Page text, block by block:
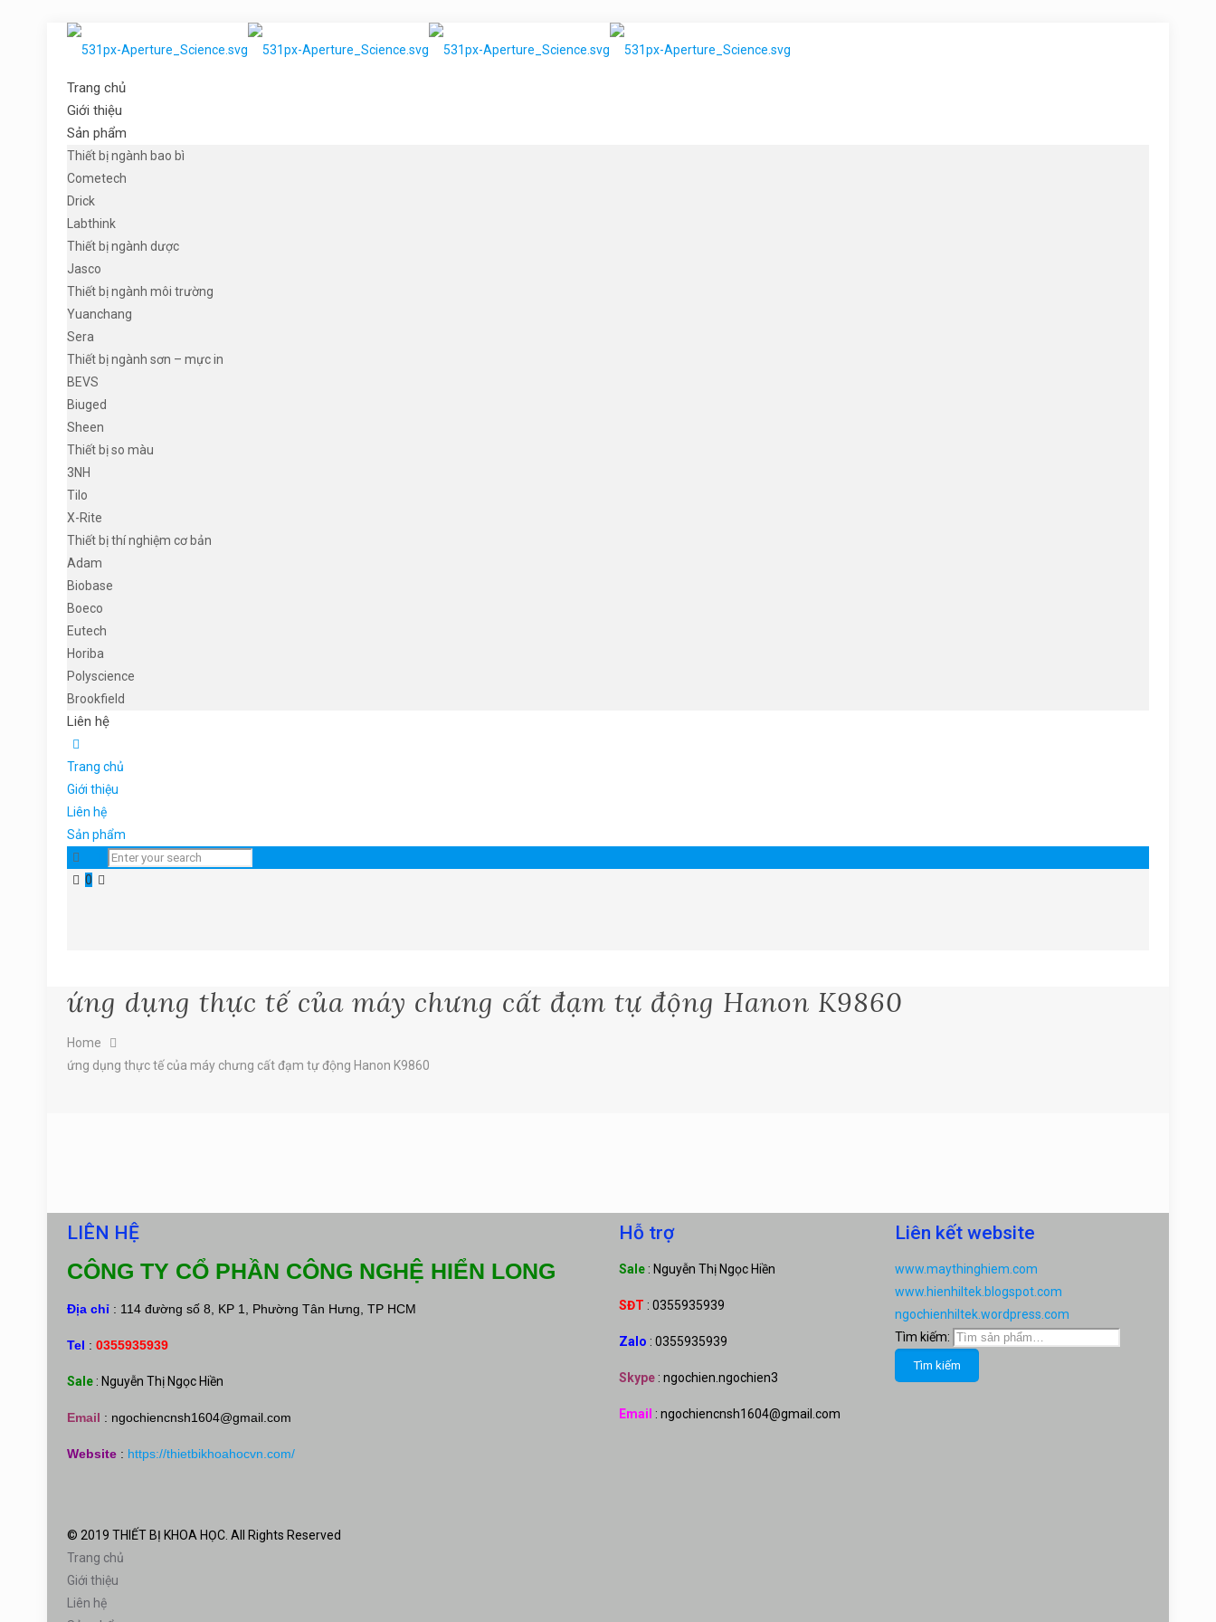
Trang chủ
Giới thiệu
Sản phẩm
Thiết bị ngành bao bì
Cometech
Drick
Labthink
Thiết bị ngành dược
Jasco
Thiết bị ngành môi trường
Yuanchang
Sera
Thiết bị ngành sơn – mực in
BEVS
Biuged
Sheen
Thiết bị so màu
3NH
Tilo
X-Rite
Thiết bị thí nghiệm cơ bản
Adam
Biobase
Boeco
Eutech
Horiba
Polyscience
Brookfield
Liên hệ
Trang chủ
Giới thiệu
Liên hệ
Sản phẩm
0
ứng dụng thực tế của máy chưng cất đạm tự động Hanon K9860
Home
ứng dụng thực tế của máy chưng cất đạm tự động Hanon K9860
LIÊN HỆ
CÔNG TY CỔ PHẦN CÔNG NGHỆ HIỂN LONG
Địa chỉ : 114 đường số 8, KP 1, Phường Tân Hưng, TP HCM
Tel :0355935939
Sale : Nguyễn Thị Ngọc Hiền
Email : ngochiencnsh1604@gmail.com
Website : https://thietbikhoahocvn.com/
Hỗ trợ
Sale : Nguyễn Thị Ngọc Hiền
SĐT : 0355935939
Zalo : 0355935939
Skype : ngochien.ngochien3
Email : ngochiencnsh1604@gmail.com
Liên kết website
www.maythinghiem.com
www.hienhiltek.blogspot.com
ngochienhiltek.wordpress.com
Tìm kiếm:
Tìm kiếm
© 2019 THIẾT BỊ KHOA HỌC. All Rights Reserved
Trang chủ
Giới thiệu
Liên hệ